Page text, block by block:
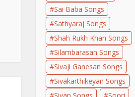
Sai Baba Songs
Sathyaraj Songs
Shah Rukh Khan Songs
Silambarasan Songs
Sivaji Ganesan Songs
Sivakarthikeyan Songs